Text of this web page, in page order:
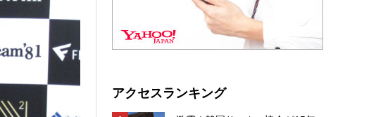
アクセスランキング